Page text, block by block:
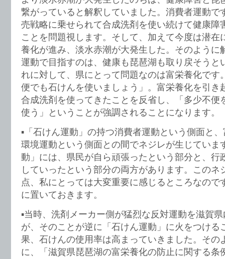
繋がっていると解釈していました。消費者運動で
売戦略に乗せられて合成洗剤を使い続けて健康障
ことを問題視します。そして、加えて今度は潜在
養化が進み、淡水赤潮が大発生した。そのように
運動で目指すのは、健康も琵琶湖も取り戻そうと
れに対して、県にとって問題なのは富栄養化です
便でも石けんを使いましょう」。富栄養化を引き
合成洗剤を使ってきたことを反省し、「多少不便
使う」ということが強調されることになります。
▪️「石けん運動」の持つ消費者運動という側面と
環境運動という側面との間でネジレが生じていま
動」には、県民が自ら頑張ったという部分と、行
していったという部分の両方があります。このネ
点、私にとっては大変重要に感じるところなので
に置いておきます。
▪️当時、洗剤メーカー側が猛烈な反対運動を滋賀
が、そのことが逆に「石けん運動」に火をつける
果、石けんの使用率は高まっていきました。その
に、「滋賀県琵琶湖の富栄養化の防止に関する条